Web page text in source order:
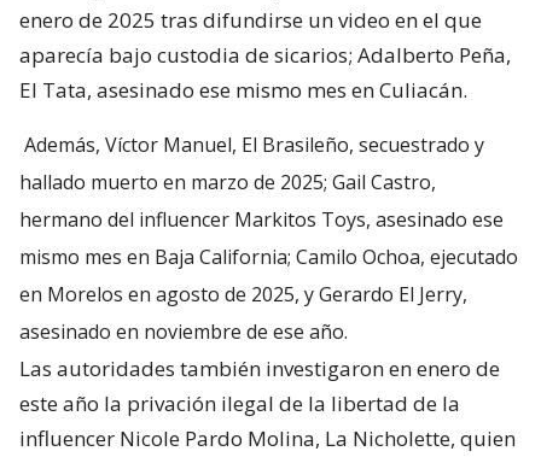
enero de 2025 tras difundirse un video en el que
aparecía bajo custodia de sicarios; Adalberto Peña,
El Tata, asesinado ese mismo mes en Culiacán.
Además, Víctor Manuel, El Brasileño, secuestrado y
hallado muerto en marzo de 2025; Gail Castro,
hermano del influencer Markitos Toys, asesinado ese
mismo mes en Baja California; Camilo Ochoa, ejecutado
en Morelos en agosto de 2025, y Gerardo El Jerry,
asesinado en noviembre de ese año.
Las autoridades también investigaron en enero de
este año la privación ilegal de la libertad de la
influencer Nicole Pardo Molina, La Nicholette, quien